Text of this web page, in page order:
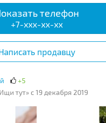
телефон
+7-xxx-xx-xx
продавцу
+5
тут» с 19 декабря 2019